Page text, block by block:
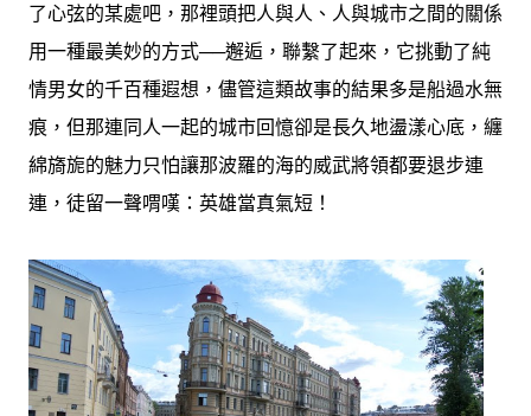
了心弦的某處吧，那裡頭把人與人、人與城市之間的關係
用一種最美妙的方式──邂逅，聯繫了起來，它挑動了純
情男女的千百種遐想，儘管這類故事的結果多是船過水無
痕，但那連同人一起的城市回憶卻是長久地盪漾心底，纏
綿旖旎的魅力只怕讓那波羅的海的威武將領都要退步連
連，徒留一聲喟嘆：英雄當真氣短！